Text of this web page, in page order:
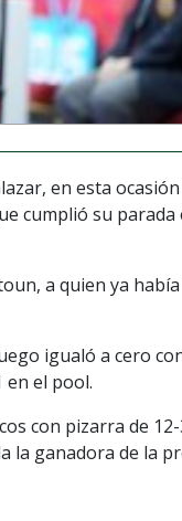
en esta
cumplió su parada
a quien ya
igualó a cero
en el pool.
con pizarra de
la ganadora de la